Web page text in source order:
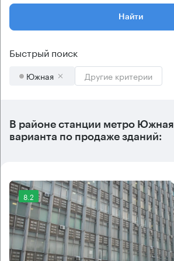
Найти
Быстрый поиск
Южная Другие критерии
В районе станции метро Южная
варианта по продаже зданий:
8.2